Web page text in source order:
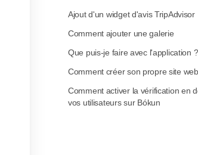
Ajout d'un widget d'avis TripAdvisor
Comment ajouter une galerie
Que puis-je faire avec l'application ?
Comment créer son propre site
Comment activer la vérification en
vos utilisateurs sur Bókun